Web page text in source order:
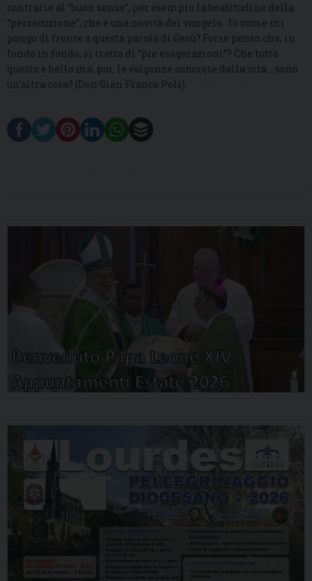
contrarie al “buon senso”, per esempio la beatitudine della
“persecuzione”, che è una novità del vangelo. Io come mi
pongo di fronte a questa parola di Gesù? Forse penso che, in
fondo in fondo, si tratta di “pie esagerazioni”? Che tutto
questo è bello ma, poi, le esigenze concrete dalla vita… sono
un’altra cosa? (Don Gian Franco Poli).